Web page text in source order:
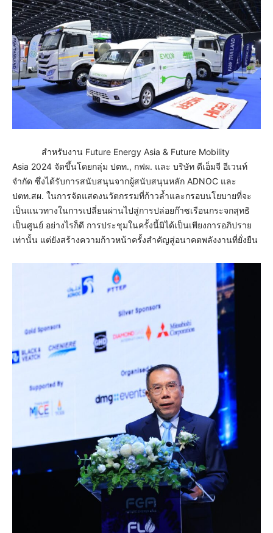
สำหรับงาน Future Energy Asia & Future Mobility
Asia 2024 จัดขึ้นโดยกลุ่ม ปตท., กฟผ. และ บริษัท ดีเอ็มจี อีเวนท์
จำกัด ซึ่งได้รับการสนับสนุนจากผู้สนับสนุนหลัก ADNOC และ
ปตท.สผ. ในการจัดแสดงนวัตกรรมที่ก้าวล้ำและกรอบนโยบายที่จะ
เป็นแนวทางในการเปลี่ยนผ่านไปสู่การปล่อยก๊าซเรือนกระจกสุทธิ
เป็นศูนย์ อย่างไรก็ดี การประชุมในครั้งนี้มิได้เป็นเพียงการอภิปราย
เท่านั้น แต่ยังสร้างความก้าวหน้าครั้งสำคัญสู่อนาคตพลังงานที่ยั่งยืน